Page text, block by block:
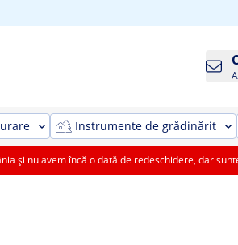
Instrumente de grădinărit
și nu avem încă o dată de redeschidere, dar